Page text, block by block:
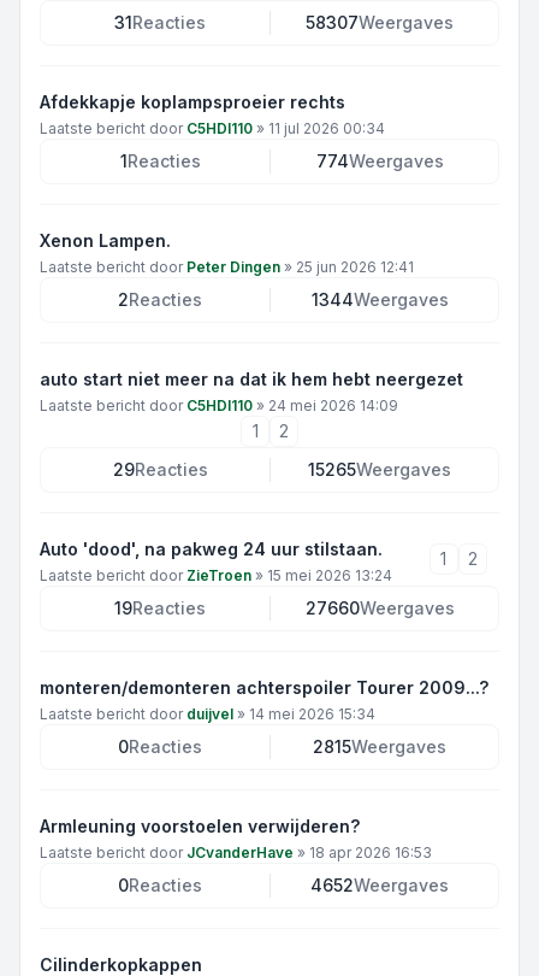
31Reacties 58307Weergaves
Afdekkapje koplampsproeier rechts
Laatste bericht door C5HDI110 » 11 jul 2026 00:34
1Reacties 774Weergaves
Xenon Lampen.
Laatste bericht door Peter Dingen » 25 jun 2026 12:41
2Reacties 1344Weergaves
auto start niet meer na dat ik hem hebt neergezet
Laatste bericht door C5HDI110 » 24 mei 2026 14:09
1
2
29Reacties 15265Weergaves
Auto 'dood', na pakweg 24 uur stilstaan.
Laatste bericht door ZieTroen » 15 mei 2026 13:24
1 2
19Reacties 27660Weergaves
monteren/demonteren achterspoiler Tourer 2009...?
Laatste bericht door duijvel » 14 mei 2026 15:34
0Reacties 2815Weergaves
Armleuning voorstoelen verwijderen?
Laatste bericht door JCvanderHave » 18 apr 2026 16:53
0Reacties 4652Weergaves
Cilinderkopkappen